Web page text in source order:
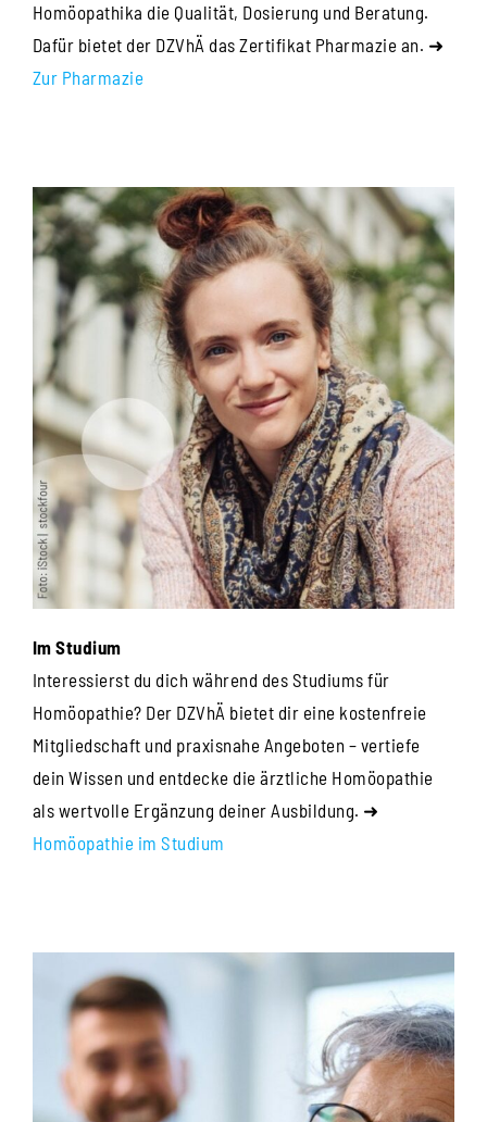
Homöopathika die Qualität, Dosierung und Beratung.
Dafür bietet der DZVhÄ das Zertifikat Pharmazie an. ➜
Zur Pharmazie
Im Studium
Interessierst du dich während des Studiums für
Homöopathie? Der DZVhÄ bietet dir eine kostenfreie
Mitgliedschaft und praxisnahe Angeboten – vertiefe
dein Wissen und entdecke die ärztliche Homöopathie
als wertvolle Ergänzung deiner Ausbildung. ➜
Homöopathie im Studium